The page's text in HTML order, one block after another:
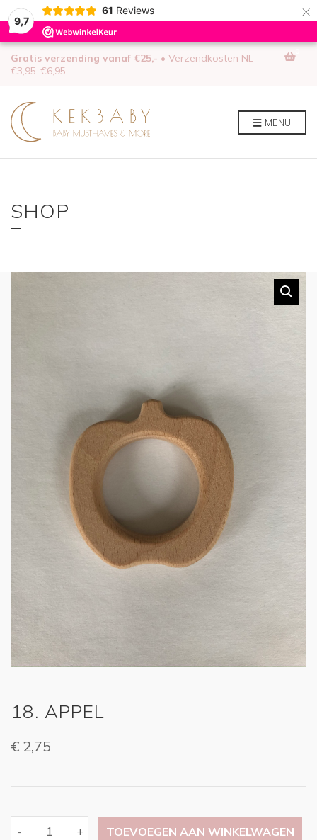
9,7
61 Reviews ×
Gratis verzending vanaf €25,- • Verzendkosten NL
€3,95-€6,95
MENU
SHOP
18. APPEL
€ 2,75
-
APPEL
+ TOEVOEGEN AAN WINKELWAGEN